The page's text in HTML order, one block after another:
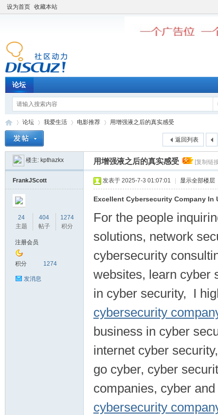
设为首页 收藏本站
论坛
»
论坛
›
我爱生活 电影推荐
›
用增强液之后的真实感受
返回列表
楼主: kpthazkx 用增强液之后的真实感受 [复制链
FrankJScott
24
主题
404
帖子
1274
积分
注册会员
积分 1274
发消息
发表于 2025-7-3 01:07:01 显示全部楼层
Excellent Cybersecurity Company In
For the people
solutions, network
cybersecurity
websites, learn cyber
in cyber security, I
cybersecurity
business in cyber
internet cyber
go cyber, cyber
companies, cyber
cybersecurity